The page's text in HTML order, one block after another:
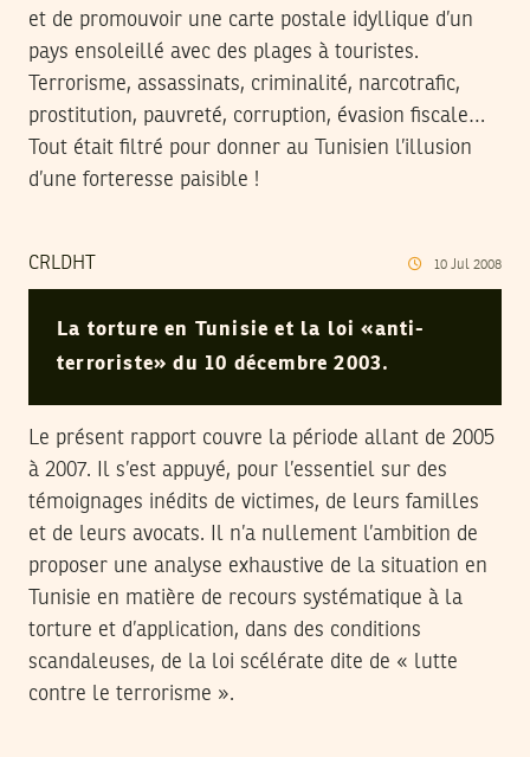
et de promouvoir une carte postale idyllique d’un
pays ensoleillé avec des plages à touristes.
Terrorisme, assassinats, criminalité, narcotrafic,
prostitution, pauvreté, corruption, évasion fiscale…
Tout était filtré pour donner au Tunisien l’illusion
d’une forteresse paisible !
CRLDHT 10 Jul 2008
La torture en Tunisie et la loi «anti-
terroriste» du 10 décembre 2003.
Le présent rapport couvre la période allant de 2005
à 2007. Il s’est appuyé, pour l’essentiel sur des
témoignages inédits de victimes, de leurs familles
et de leurs avocats. Il n’a nullement l’ambition de
proposer une analyse exhaustive de la situation en
Tunisie en matière de recours systématique à la
torture et d’application, dans des conditions
scandaleuses, de la loi scélérate dite de « lutte
contre le terrorisme ».